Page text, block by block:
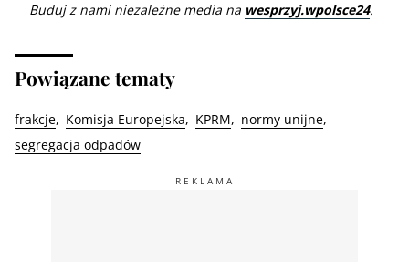
Buduj z nami niezależne media na wesprzyj.wpolsce24.
Powiązane tematy
frakcje Komisja Europejska KPRM
normy unijne
segregacja odpadów